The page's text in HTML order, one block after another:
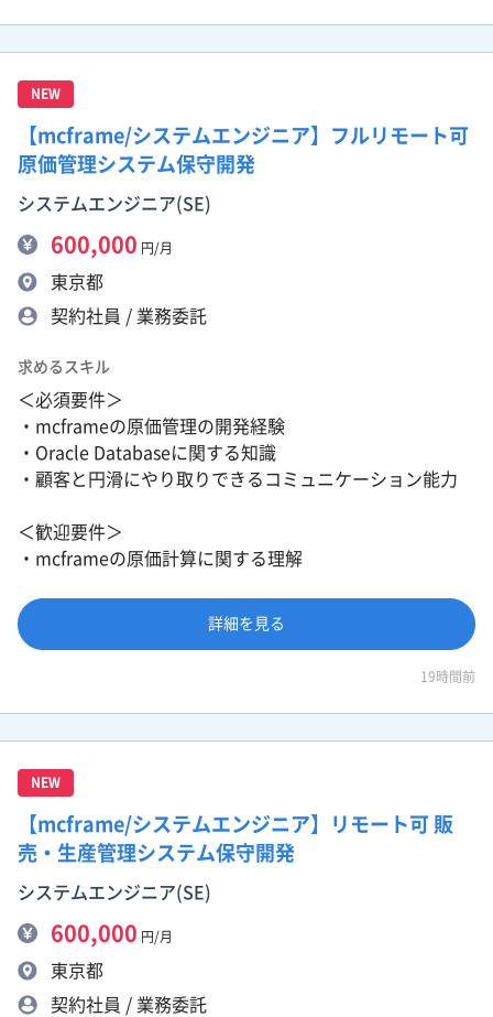
NEW
【mcframe/システムエンジニア】フルリモート可
原価管理システム保守開発
システムエンジニア(SE)
600,000 円/月
東京都
契約社員 / 業務委託
求めるスキル
＜必須要件＞
・mcframeの原価管理の開発経験
・Oracle Databaseに関する知識
・顧客と円滑にやり取りできるコミュニケーション能力
＜歓迎要件＞
・mcframeの原価計算に関する理解
詳細を見る
19時間前
NEW
【mcframe/システムエンジニア】リモート可 販
売・生産管理システム保守開発
システムエンジニア(SE)
600,000 円/月
東京都
契約社員 / 業務委託